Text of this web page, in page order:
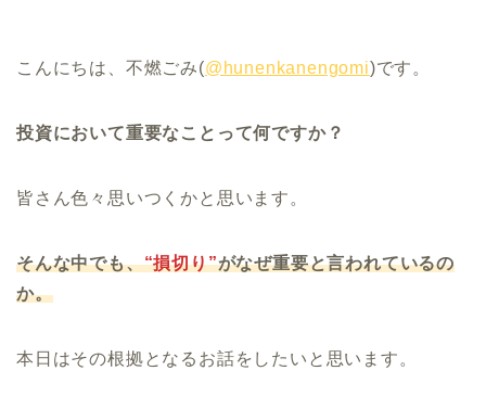
こんにちは、不燃ごみ(@hunenkanengomi)です。
投資において重要なことって何ですか？
皆さん色々思いつくかと思います。
そんな中でも、“損切り”がなぜ重要と言われているの
か。
本日はその根拠となるお話をしたいと思います。